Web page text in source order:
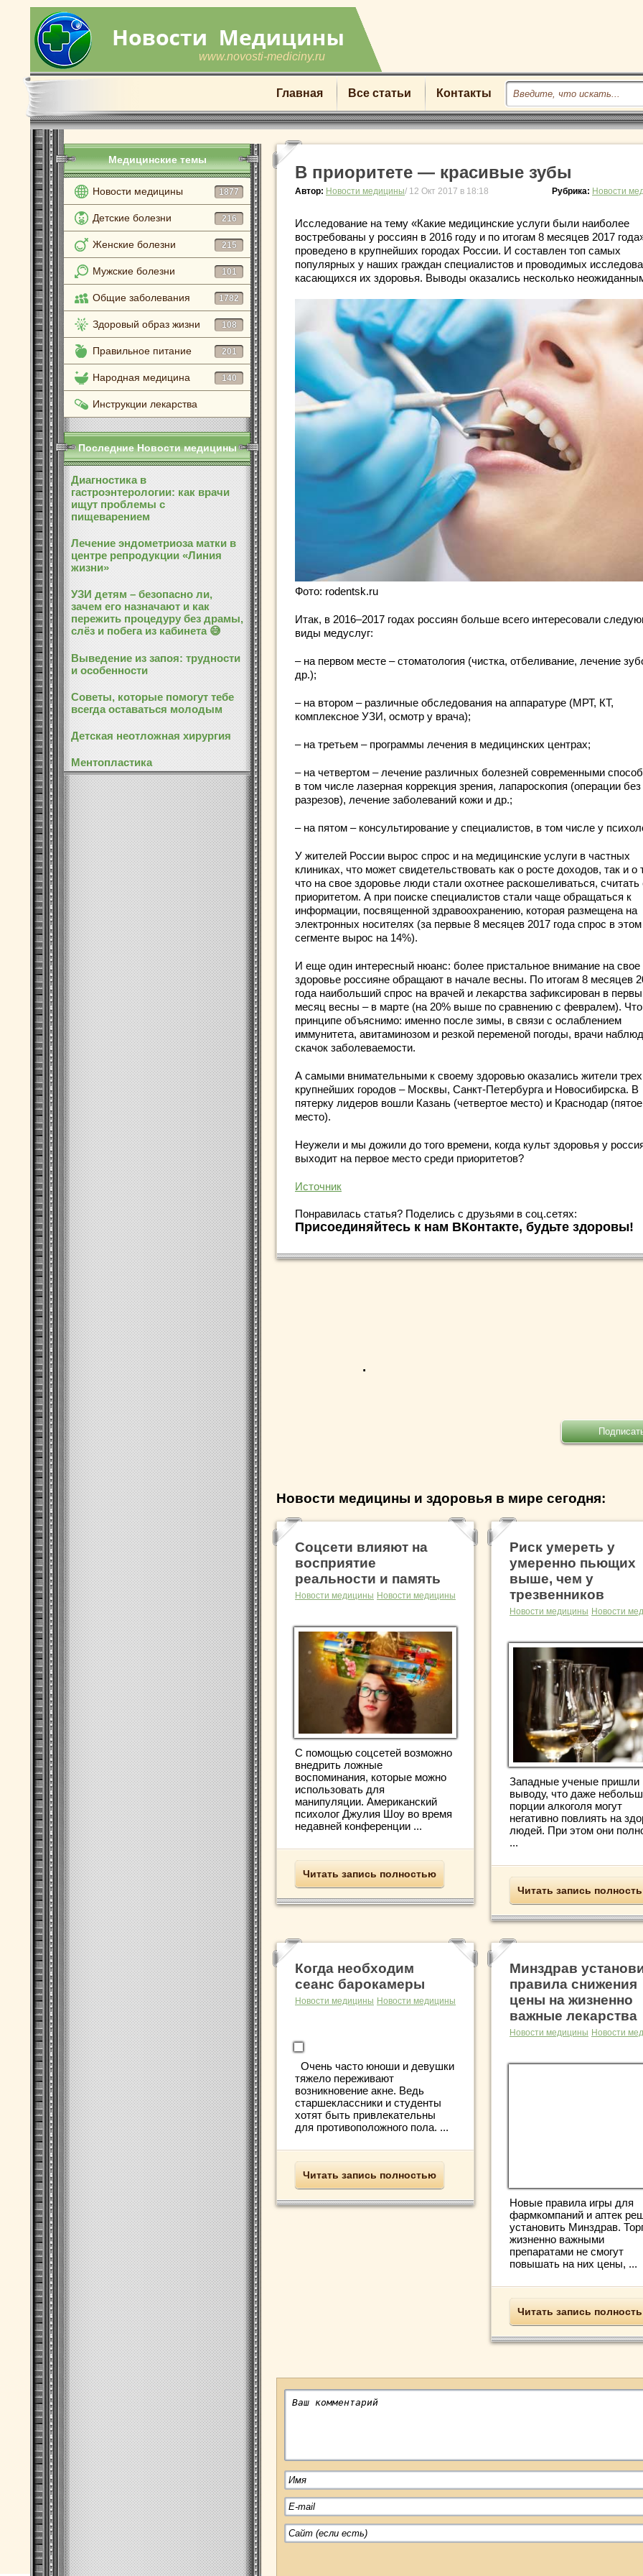
www.novosti-mediciny.ru
Главная Все статьи Контакты
Медицинские темы
Новости медицины 1877
Детские болезни 216
Женские болезни 215
Мужские болезни 101
Общие заболевания 1782
Здоровый образ жизни 108
Правильное питание 201
Народная медицина 140
Инструкции лекарства
Последние Новости медицины
Диагностика в
гастроэнтерологии: как врачи
ищут проблемы с
пищеварением
Лечение эндометриоза матки в
центре репродукции «Линия
жизни»
УЗИ детям – безопасно ли,
зачем его назначают и как
пережить процедуру без драмы,
слёз и побега из кабинета 😅
Выведение из запоя: трудности
и особенности
Советы, которые помогут тебе
всегда оставаться молодым
Детская неотложная хирургия
Ментопластика
В приоритете — красивые зубы
Автор: Новости медицины/ 12 Окт 2017 в 18:18 Рубрика: Новости
Исследование на тему «Какие медицинские услуги были наиболее
востребованы у россиян в 2016 году и по итогам 8 месяцев 2017
проведено в крупнейших городах России. И составлен топ самых
популярных у наших граждан специалистов и проводимых
касающихся их здоровья. Выводы оказались несколько
Фото: rodentsk.ru
Итак, в 2016–2017 годах россиян больше всего интересовали
виды медуслуг:
– на первом месте – стоматология (чистка, отбеливание, лечение
др.);
– на втором – различные обследования на аппаратуре (МРТ, КТ,
комплексное УЗИ, осмотр у врача);
– на третьем – программы лечения в медицинских центрах;
– на четвертом – лечение различных болезней современными
в том числе лазерная коррекция зрения, лапароскопия (операции без
разрезов), лечение заболеваний кожи и др.;
– на пятом – консультирование у специалистов, в том числе у
У жителей России вырос спрос и на медицинские услуги в частных
клиниках, что может свидетельствовать как о росте доходов, так и о
что на свое здоровье люди стали охотнее раскошеливаться, считать
приоритетом. А при поиске специалистов стали чаще обращаться к
информации, посвященной здравоохранению, которая размещена на
электронных носителях (за первые 8 месяцев 2017 года спрос в этом
сегменте вырос на 14%).
И еще один интересный нюанс: более пристальное внимание на свое
здоровье россияне обращают в начале весны. По итогам 8 месяцев
года наибольший спрос на врачей и лекарства зафиксирован в
месяц весны – в марте (на 20% выше по сравнению с февралем).
принципе объяснимо: именно после зимы, в связи с ослаблением
иммунитета, авитаминозом и резкой переменой погоды, врачи
скачок заболеваемости.
А самыми внимательными к своему здоровью оказались жители трех
крупнейших городов – Москвы, Санкт-Петербурга и Новосибирска. В
пятерку лидеров вошли Казань (четвертое место) и Краснодар (пятое
место).
Неужели и мы дожили до того времени, когда культ здоровья у
выходит на первое место среди приоритетов?
Источник
Понравилась статья? Поделись с друзьями в соц.сетях:
Присоединяйтесь к нам ВКонтакте, будьте здоровы!
.
Новости медицины и здоровья в мире сегодня:
Соцсети влияют на
восприятие
реальности и память
Новости медицины Новости медицины
С помощью соцсетей возможно
внедрить ложные
воспоминания, которые можно
использовать для
манипуляции. Американский
психолог Джулия Шоу во время
недавней конференции ...
Читать запись полностью
Риск умереть у
умеренно пьющих
выше, чем у
трезвенников
Новости медицины Новости
Западные ученые пришли
выводу, что даже
порции алкоголя могут
негативно повлиять на
людей. При этом они
...
Читать запись
Когда необходим
сеанс барокамеры
Новости медицины Новости медицины
Очень часто юноши и девушки
тяжело переживают
возникновение акне. Ведь
старшеклассники и студенты
хотят быть привлекательны
для противоположного пола. ...
Читать запись полностью
Минздрав
правила снижения
цены на жизненно
важные лекарства
Новости медицины Новости
Новые правила игры для
фармкомпаний и аптек
установить Минздрав.
жизненно важными
препаратами не смогут
повышать на них цены, ...
Читать запись